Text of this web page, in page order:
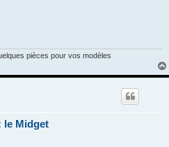
pièces pour vos modèles
le Midget